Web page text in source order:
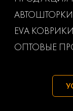
АВТОШТОРКИ
EVA КОВРИКИ
ОПТОВЫЕ